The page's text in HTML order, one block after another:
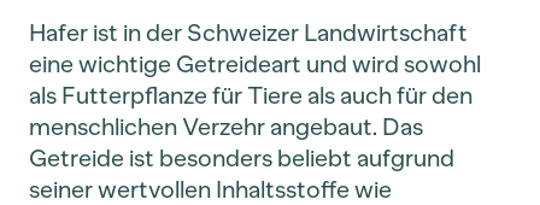
Hafer ist in der Schweizer Landwirtschaft
eine wichtige Getreideart und wird sowohl
als Futterpflanze für Tiere als auch für den
menschlichen Verzehr angebaut. Das
Getreide ist besonders beliebt aufgrund
seiner wertvollen Inhaltsstoffe wie